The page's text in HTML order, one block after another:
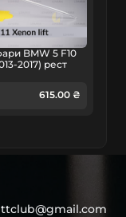
BMW 5 F10
2017) рест
615.00 ₴